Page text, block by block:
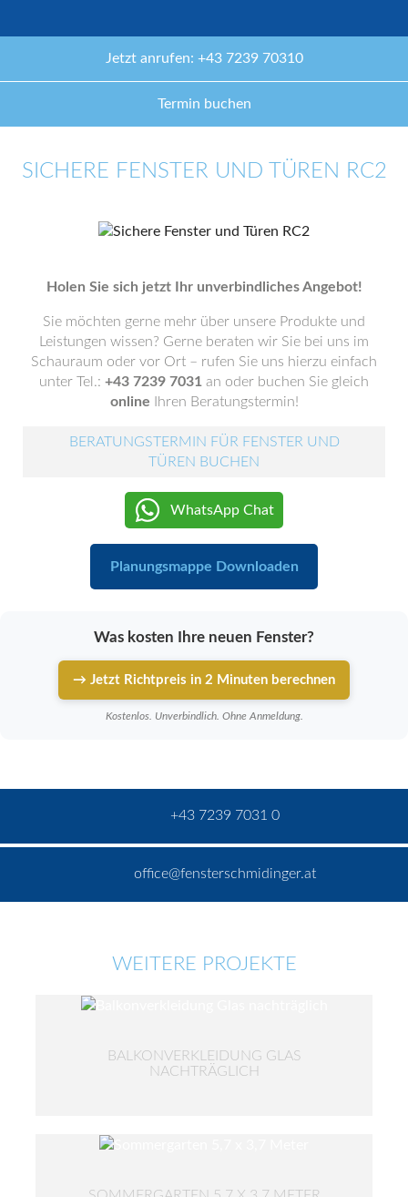
Jetzt anrufen: +43 7239 70310
Termin buchen
SICHERE FENSTER UND TÜREN RC2
Holen Sie sich jetzt Ihr unverbindliches Angebot!
Sie möchten gerne mehr über unsere Produkte und
Leistungen wissen? Gerne beraten wir Sie bei uns im
Schauraum oder vor Ort – rufen Sie uns hierzu einfach
unter Tel.: +43 7239 7031 an oder buchen Sie gleich
online Ihren Beratungstermin!
BERATUNGSTERMIN FÜR FENSTER UND
TÜREN BUCHEN
WhatsApp Chat
Planungsmappe Downloaden
Was kosten Ihre neuen Fenster?
→ Jetzt Richtpreis in 2 Minuten berechnen
Kostenlos. Unverbindlich. Ohne Anmeldung.
+43 7239 7031 0
office@fensterschmidinger.at
WEITERE PROJEKTE
BALKONVERKLEIDUNG GLAS
NACHTRÄGLICH